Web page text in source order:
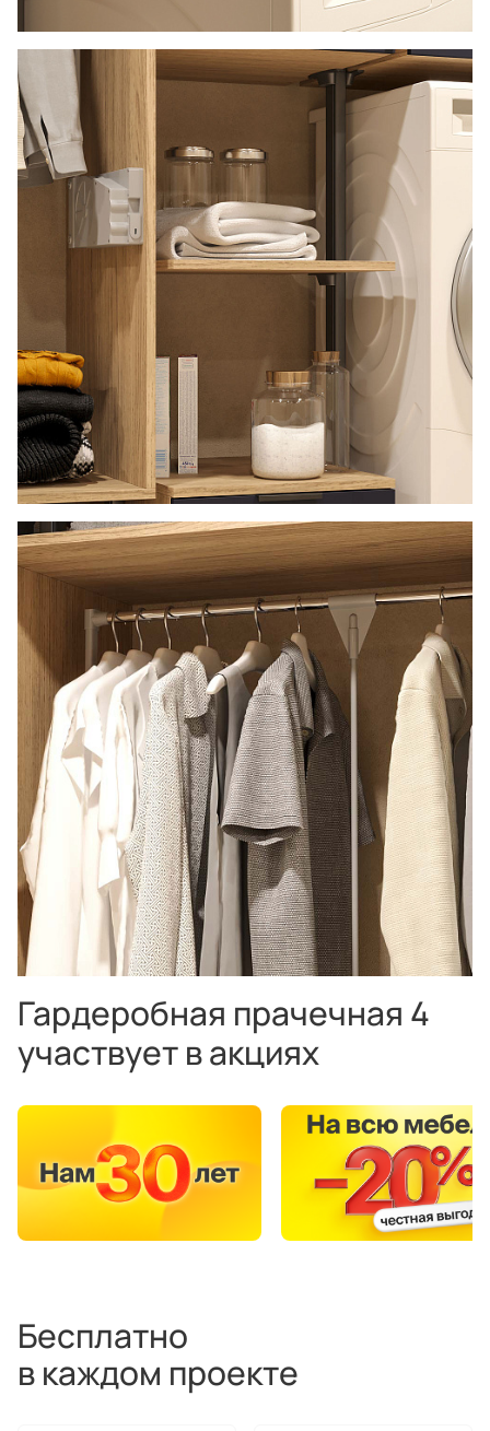
Гардеробная прачечная 4
участвует в акциях
Бесплатно
в каждом проекте